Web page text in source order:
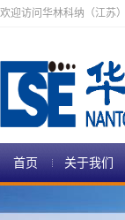
欢迎访问华林科纳（江苏
首页 关于我们